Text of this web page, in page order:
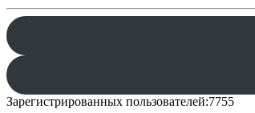
Зарегистрированных пользователей:7755